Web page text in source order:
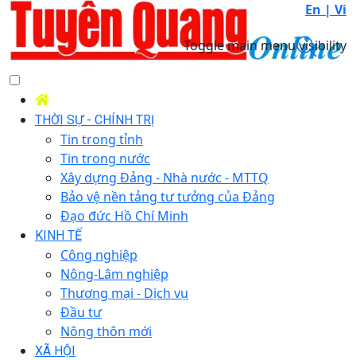
En | Vi
Toggle main menu visibility
THỜI SỰ - CHÍNH TRỊ
Tin trong tỉnh
Tin trong nước
Xây dựng Đảng - Nhà nước - MTTQ
Bảo vệ nền tảng tư tưởng của Đảng
Đạo đức Hồ Chí Minh
KINH TẾ
Công nghiệp
Nông-Lâm nghiệp
Thương mại - Dịch vụ
Đầu tư
Nông thôn mới
XÃ HỘI